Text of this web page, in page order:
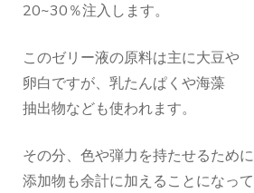
20~30％注入します。
このゼリー液の原料は主に大豆や
卵白ですが、乳たんぱくや海藻
抽出物なども使われます。
その分、色や弾力を持たせるために
添加物も余計に加えることになって